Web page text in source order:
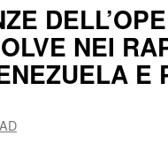
NEI
E